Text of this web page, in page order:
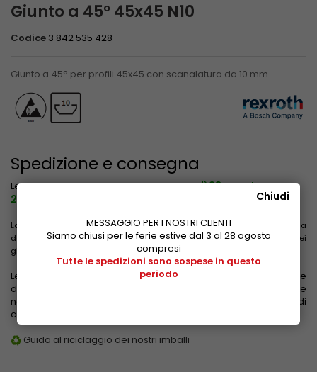
Chiudi
MESSAGGIO PER I NOSTRI CLIENTI
Siamo chiusi per le ferie estive dal 3 al 28 agosto
compresi
Tutte le spedizioni sono sospese in questo
periodo
Giunto a 45° 45x45 N10
Codice 3 842 535 428
Giunto a 45° per profili 45x45 con scanalatura da 10 mm.
Spedizione e consegna
Le spedizioni sono sospese fino avenerdì 28 agosto
2026
La data evidenziata non include il tempo impiegato per il trasporto a
destinazione. Le consegne non avvengono il sabato, la domenica e nei
giorni festivi.
Le tariffe di spedizione sono calcolate in base al peso, alle
dimensioni e alla zona di destinazione. Vengono evidenziate
nel carrello dopo aver inserito l'indirizzo di consegna e prima di
confermare l'acquisto.
Guida al riciclaggio dei nostri imballi